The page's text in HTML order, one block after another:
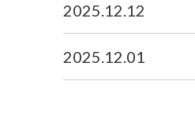
2025.12.12
2025.12.01